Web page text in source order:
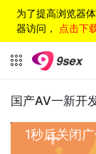
为了提高浏览器
器访问， 点击下
国产AV一新开